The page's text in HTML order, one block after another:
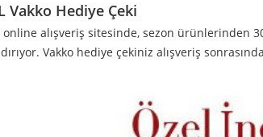
Vakko Hediye Çeki
online alışveriş sitesinde, sezon ürünlerinden
Vakko hediye çekiniz alışveriş